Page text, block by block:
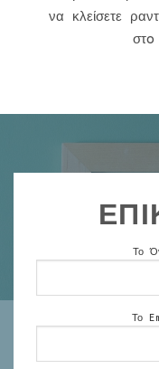
να κλείσετε
Το
Το